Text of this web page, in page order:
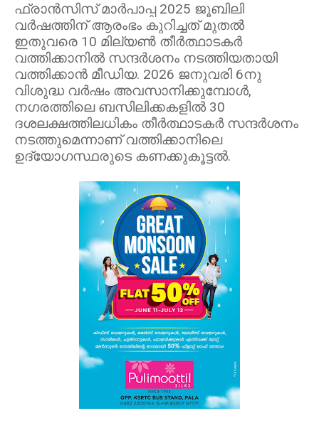
ഫ്രാൻസിസ് മാർപാപ്പ 2025 ജൂബിലി
വർഷത്തിന് ആരംഭം കുറിച്ചത് മുതൽ
ഇതുവരെ 10 മില്യണ്‍ തീര്‍ത്ഥാടകര്‍
വത്തിക്കാനില്‍ സന്ദര്‍ശനം നടത്തിയതായി
വത്തിക്കാന്‍ മീഡിയ. 2026 ജനുവരി 6നു
വിശുദ്ധ വർഷം അവസാനിക്കുമ്പോള്‍,
നഗരത്തിലെ ബസിലിക്കകളില്‍ 30
ദശലക്ഷത്തിലധികം തീര്‍ത്ഥാടകര്‍ സന്ദര്‍ശനം
നടത്തുമെന്നാണ് വത്തിക്കാനിലെ
ഉദ്യോഗസ്ഥരുടെ കണക്കുകൂട്ടല്‍.